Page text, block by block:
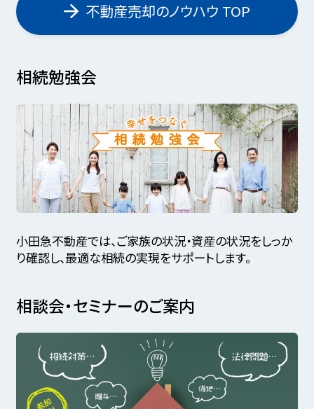
不動産売却のノウハウ TOP
相続勉強会
小田急不動産では、ご家族の状況・資産の状況をしっか
り確認し、最適な相続の実現をサポートします。
相談会・セミナーのご案内